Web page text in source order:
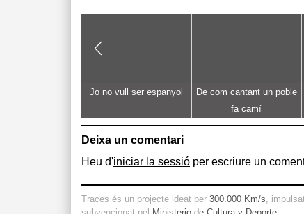
Jo no vull ser espanyol
De com cantant un poble
fa camí
Deixa un comentari
Heu d'iniciar la sessió per escriure un
Traces és un projecte ideat per 300.000 Km/s,